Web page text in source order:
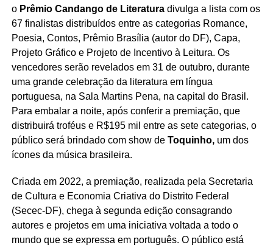
o Prêmio Candango de Literaturadivulga a lista com os
67 finalistas distribuídos entre as categorias Romance,
Poesia, Contos, Prêmio Brasília (autor do DF), Capa,
Projeto Gráfico e Projeto de Incentivo à Leitura. Os
vencedores serão revelados em 31 de outubro, durante
uma grande celebração da literatura em língua
portuguesa, na Sala Martins Pena, na capital do Brasil.
Para embalar a noite, após conferir a premiação, que
distribuirá troféus e R$195 mil entre as sete categorias, o
público será brindado com show de Toquinho,um dos
ícones da música brasileira.
Criada em 2022, a premiação, realizada pela Secretaria
de Cultura e Economia Criativa do Distrito Federal
(Secec-DF), chega à segunda edição consagrando
autores e projetos em uma iniciativa voltada a todo o
mundo que se expressa em português. O público está